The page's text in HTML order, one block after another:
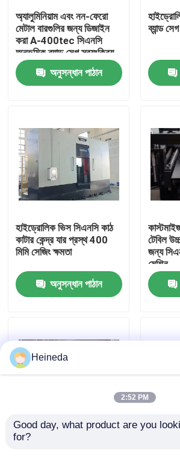
পণ্য
আমাদের সম্পর্কে
কারখানা ভ্রমণ
যোগাযোগ করুন
খবর
উদ্ধৃতির জন্য আবেদন
অ্যালুমিনিয়াম এবং নন-ফেরো
মেটাল বারগুলির জন্য ডিজাইন
করা A-400tec সিএনসি
অনুভূমিক ব্যান্ড সেগ স্বয়ংক্রিয়
খাওয়ানো এবং অবস্থান বৈশিষ্ট্য
সহ
অনুসন্ধান পাঠান
ব্যান্ড সেগ
হাইড্রোলিক ভিস সিএনসি কাঠ
কাটার কেন্দ্র যার প্রস্থ 400
মিমি সেজিং ক্ষমতা
অনুসন্ধান পাঠান
টেবিল
জন্য
মেশিন
400 মিমি সেজিং ক্ষমতা শিল্প
Heineda
2:52 PM
Good day, what product are you
for?